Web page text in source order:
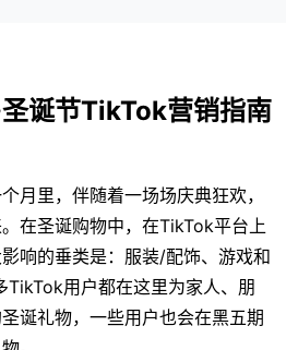
诞节TikTok营销指南
月里，伴随着一场场庆典狂欢，
在圣诞购物中，在TikTok平台上
响的垂类是：服装/配饰、游戏和
TikTok用户都在这里为家人、朋
诞礼物，一些用户也会在黑五期